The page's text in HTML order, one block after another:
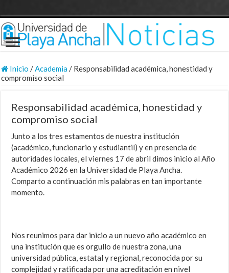
Inicio /Academia/ Responsabilidad académica, honestidad y
compromiso social
Responsabilidad académica, honestidad y
compromiso social
Junto a los tres estamentos de nuestra institución
(académico, funcionario y estudiantil) y en presencia de
autoridades locales, el viernes 17 de abril dimos inicio al Año
Académico 2026 en la Universidad de Playa Ancha.
Comparto a continuación mis palabras en tan importante
momento.
Nos reunimos para dar inicio a un nuevo año académico en
una institución que es orgullo de nuestra zona, una
universidad pública, estatal y regional, reconocida por su
complejidad y ratificada por una acreditación en nivel